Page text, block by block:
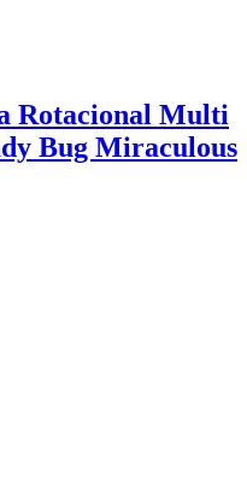
Rotacional Multi
Bug Miraculous